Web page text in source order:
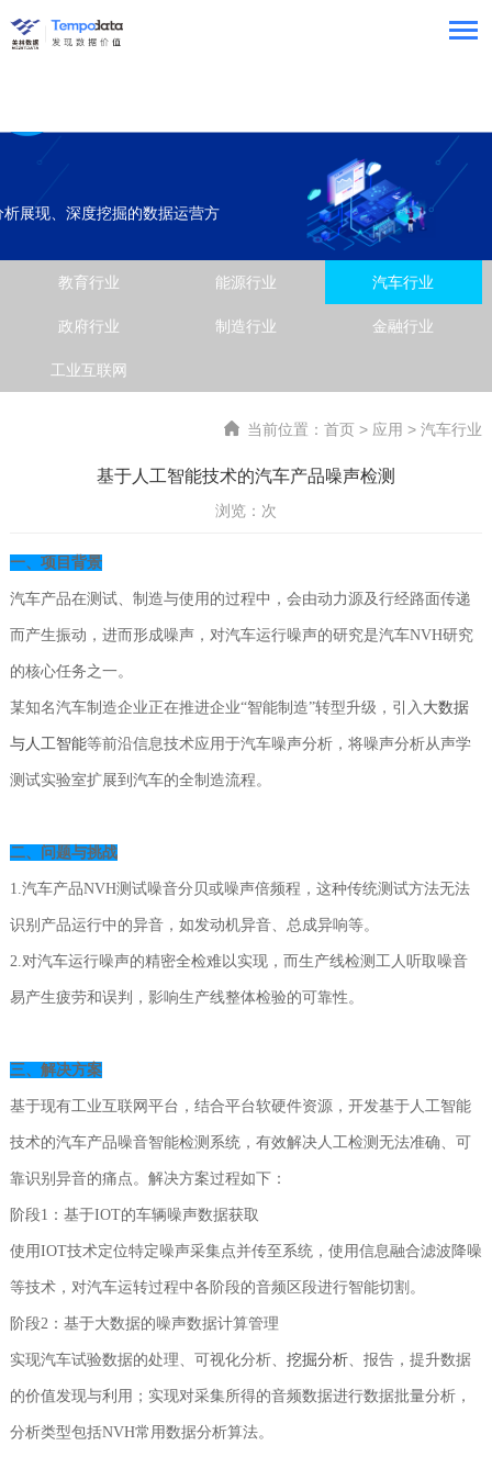
展现、深度挖掘的数据运营方
教育行业 能源行业 汽车行业
政府行业 制造行业 金融行业
工业互联网
当前位置：首页 > 应用 >汽车行业
基于人工智能技术的汽车产品噪声检测
浏览： 次
一、项目背景
汽车产品在测试、制造与使用的过程中，会由动力源及行经路面传递
而产生振动，进而形成噪声，对汽车运行噪声的研究是汽车NVH研究
的核心任务之一。
某知名汽车制造企业正在推进企业“智能制造”转型升级，引入 大数据
与人工智能等前沿信息技术应用于汽车噪声分析，将噪声分析从声学
测试实验室扩展到汽车的全制造流程。
二、问题与挑战
1.汽车产品NVH测试噪音分贝或噪声倍频程，这种传统测试方法无法
识别产品运行中的异音，如发动机异音、总成异响等。
2.对汽车运行噪声的精密全检难以实现，而生产线检测工人听取噪音
易产生疲劳和误判，影响生产线整体检验的可靠性。
三、解决方案
基于现有工业互联网平台，结合平台软硬件资源，开发基于人工智能
技术的汽车产品噪音智能检测系统，有效解决人工检测无法准确、可
靠识别异音的痛点。解决方案过程如下：
阶段1：基于IOT的车辆噪声数据获取
使用IOT技术定位特定噪声采集点并传至系统，使用信息融合滤波降噪
等技术，对汽车运转过程中各阶段的音频区段进行智能切割。
阶段2：基于大数据的噪声数据计算管理
实现汽车试验数据的处理、可视化分析、 挖掘分析、报告，提升数据
的价值发现与利用；实现对采集所得的音频数据进行数据批量分析，
分析类型包括NVH常用数据分析算法。